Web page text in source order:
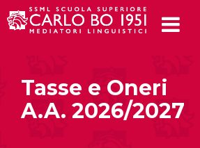
Tasse e Oneri
A.A. 2026/2027